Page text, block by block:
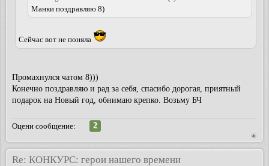
Манки поздравляю 8)
Сейчас вот не поняла
Промахнулся чатом 8)))
Конечно поздравляю и рад за себя, спасибо дорогая, приятный
подарок на Новый год, обнимаю крепко. Возьму БЧ
Оцени сообщение:
2
Re: КОНКУРС: герои нашего времени